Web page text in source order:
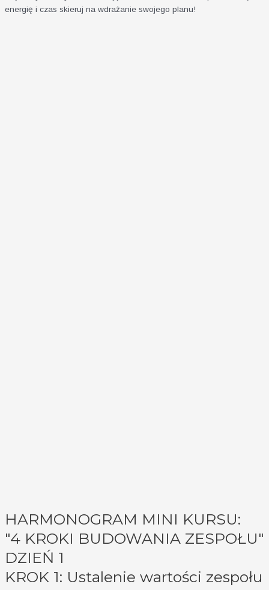
energię i czas skieruj na wdrażanie swojego planu!
HARMONOGRAM MINI KURSU:
"4 KROKI BUDOWANIA ZESPOŁU"
DZIEŃ 1
KROK 1: Ustalenie wartości zespołu